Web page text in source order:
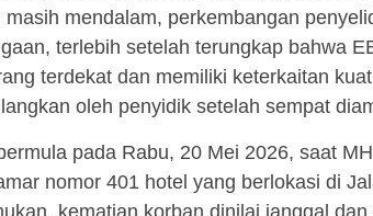
masih mendalam, perkembangan
terlebih setelah terungkap bahwa
terdekat dan memiliki keterkaitan
oleh penyidik setelah sempat
pada Rabu, 20 Mei 2026, saat
nomor 401 hotel yang berlokasi di
kematian korban dinilai janggal